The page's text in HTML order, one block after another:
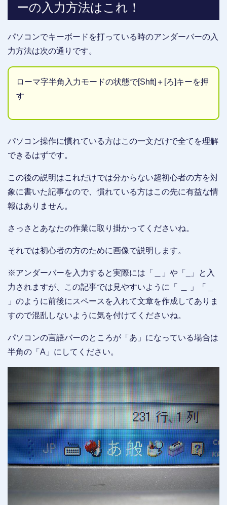
ーの入力方法はこれ！
パソコンでキーボードを打っている時のアンダーバーの入
力方法は次の通りです。
ローマ字半角入力モードの状態で[Shft]＋[ろ]キーを押
す
パソコン操作に慣れている方はこの一文だけで全てを理解
できるはずです。
この後の説明はこれだけでは分からない超初心者の方を対
象に書いた記事なので、慣れている方はこの先に有益な情
報はありません。
さっさとあなたの作業に取り掛かってくださいね。
それでは初心者の方のために画像で説明します。
※アンダーバーを入力すると実際には「＿」や「_」と入
力されますが、この記事では見やすいように「 ＿ 」「 _
」のように前後にスペースを入れて文章を作成してありま
すので混乱しないように気を付けてくださいね。
パソコンの言語バーのところが「あ」になっている場合は
半角の「A」にしてください。